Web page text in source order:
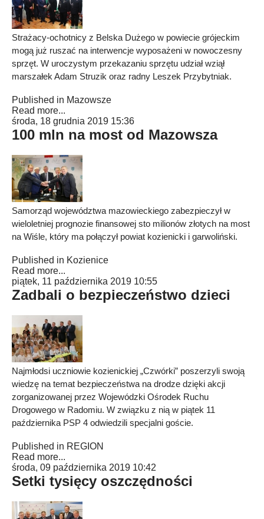
Strażacy-ochotnicy z Belska Dużego w powiecie grójeckim
mogą już ruszać na interwencje wyposażeni w nowoczesny
sprzęt. W uroczystym przekazaniu sprzętu udział wziął
marszałek Adam Struzik oraz radny Leszek Przybytniak.
Published in Mazowsze
Read more...
środa, 18 grudnia 2019 15:36
100 mln na most od Mazowsza
Samorząd województwa mazowieckiego zabezpieczył w
wieloletniej prognozie finansowej sto milionów złotych na most
na Wiśle, który ma połączył powiat kozienicki i garwoliński.
Published in Kozienice
Read more...
piątek, 11 października 2019 10:55
Zadbali o bezpieczeństwo dzieci
Najmłodsi uczniowie kozienickiej „Czwórki” poszerzyli swoją
wiedzę na temat bezpieczeństwa na drodze dzięki akcji
zorganizowanej przez Wojewódzki Ośrodek Ruchu
Drogowego w Radomiu. W związku z nią w piątek 11
października PSP 4 odwiedzili specjalni goście.
Published in REGION
Read more...
środa, 09 października 2019 10:42
Setki tysięcy oszczędności